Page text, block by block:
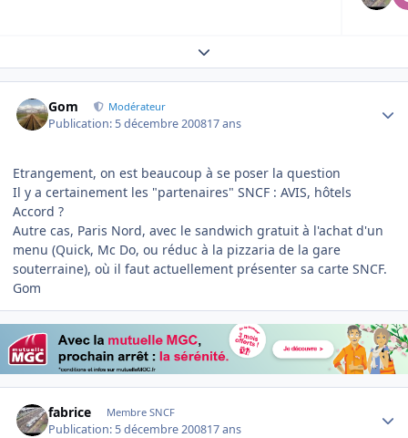
Expand topic overview
Gom Modérateur
Publication: 5 décembre 200817 ans
Etrangement, on est beaucoup à se poser la question
Il y a certainement les "partenaires" SNCF : AVIS, hôtels
Accord ?
Autre cas, Paris Nord, avec le sandwich gratuit à l'achat d'un
menu (Quick, Mc Do, ou réduc à la pizzaria de la gare
souterraine), où il faut actuellement présenter sa carte SNCF.
Gom
fabrice Membre SNCF
Publication: 5 décembre 200817 ans